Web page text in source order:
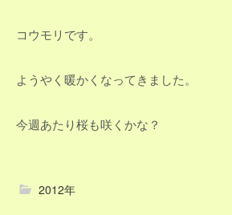
コウモリです。
ようやく暖かくなってきました。
今週あたり桜も咲くかな？
2012年